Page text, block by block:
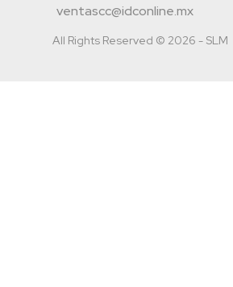
ventascc@idconline.mx
All Rights Reserved © 2026 - SLM